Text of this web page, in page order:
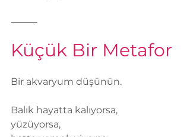
⸻
Küçük Bir Metafor
Bir akvaryum düşünün.
Balık hayatta kalıyorsa,
yüzüyorsa,